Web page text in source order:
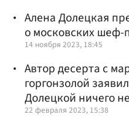
Алена Долецкая
о московских шеф-
14 ноября 2023, 18:45
Автор десерта с
горгонзолой
Долецкой ничего
22 февраля 2023, 15:38